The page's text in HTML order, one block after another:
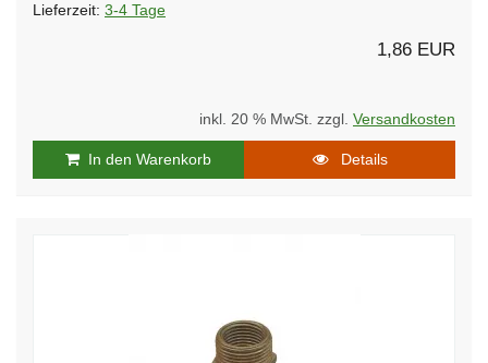
Lieferzeit: 3-4 Tage
1,86 EUR
inkl. 20 % MwSt. zzgl. Versandkosten
In den Warenkorb Details